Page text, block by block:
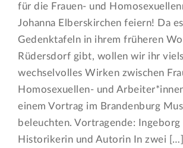
für die Frauen- und
Johanna Elberskirchen feiern! Da
Gedenktafeln in ihrem früheren
Rüdersdorf gibt, wollen wir ihr
wechselvolles Wirken zwischen
Homosexuellen- und
einem Vortrag im Brandenburg
beleuchten. Vortragende: Ingeborg
Historikerin und Autorin In zwei […]